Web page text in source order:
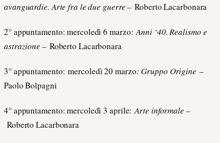
avanguardie. Arte fra le due guerre –Roberto Lacarbonara
2° appuntamento: mercoledì 6 marzo: Anni ‘40. Realismo e
astrazione – Roberto Lacarbonara
3° appuntamento: mercoledì 20 marzo: Gruppo Origine –
Paolo Bolpagni
4° appuntamento: mercoledì 3 aprile: Arte informale –
Roberto Lacarbonara